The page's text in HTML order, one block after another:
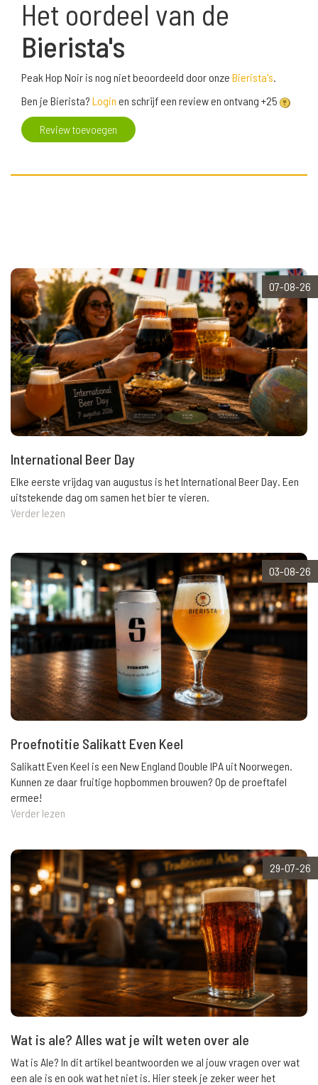
Het oordeel van de
Bierista's
Peak Hop Noir is nog niet beoordeeld door onze Bierista's.
Ben je Bierista? Login en schrijf een review en ontvang +25
Review toevoegen
07-08-26
International Beer Day
Elke eerste vrijdag van augustus is het International Beer Day. Een
uitstekende dag om samen het bier te vieren.
Verder lezen
03-08-26
Proefnotitie Salikatt Even Keel
Salikatt Even Keel is een New England Double IPA uit Noorwegen.
Kunnen ze daar fruitige hopbommen brouwen? Op de proeftafel
ermee!
Verder lezen
29-07-26
Wat is ale? Alles wat je wilt weten over ale
Wat is Ale? In dit artikel beantwoorden we al jouw vragen over wat
een ale is en ook wat het niet is. Hier steek je zeker weer het